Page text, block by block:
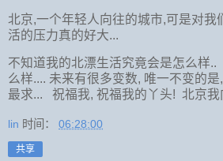
北京,一个年轻人向往的城市,可是对我
活的压力真的好大...
不知道我的北漂生活究竟会是怎么样
么样.... 未来有很多变数, 唯一不变的
最求... 祝福我, 祝福我的丫头! 北京我
lin 时间： 06:28:00
共享